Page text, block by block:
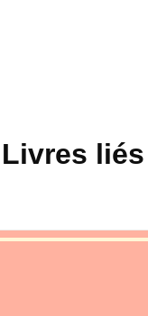
Livres liés